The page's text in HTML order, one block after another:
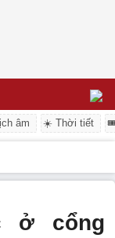
âm ☀️ Thời tiết
ở cổng